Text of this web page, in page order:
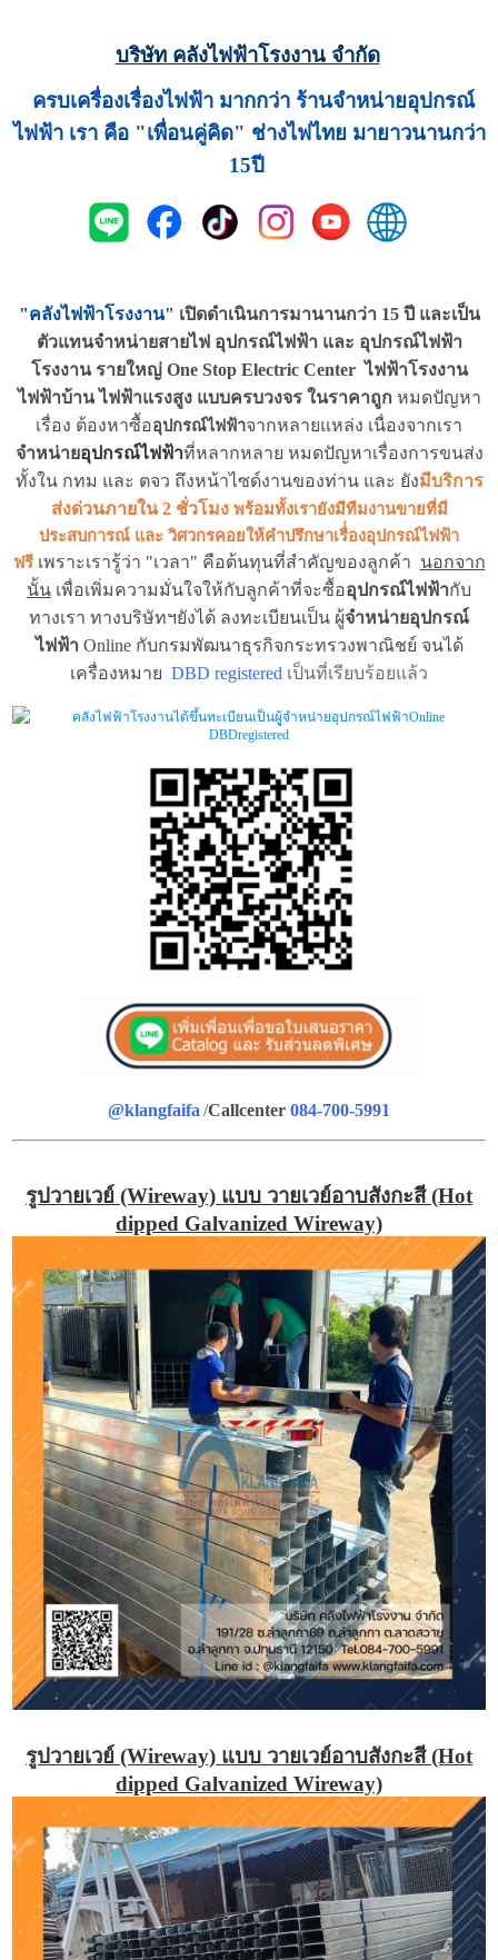
บริษัท คลังไฟฟ้าโรงงาน จำกัด
ครบเครื่องเรื่องไฟฟ้า มากกว่า ร้านจำหน่ายอุปกรณ์
ไฟฟ้า เรา คือ "เพื่อนคู่คิด" ช่างไฟไทย มายาวนานกว่า
15ปี
"คลังไฟฟ้าโรงงาน" เปิดดำเนินการมานานกว่า 15 ปี และเป็น
ตัวแทนจำหน่ายสายไฟ อุปกรณ์ไฟฟ้า และ อุปกรณ์ไฟฟ้า
โรงงาน รายใหญ่ One Stop Electric Center ไฟฟ้าโรงงาน
ไฟฟ้าบ้าน ไฟฟ้าแรงสูง แบบครบวงจร ในราคาถูก หมดปัญหา
เรื่อง ต้องหาซื้ออุปกรณ์ไฟฟ้าจากหลายแหล่ง เนื่องจากเรา
จำหน่ายอุปกรณ์ไฟฟ้าที่หลากหลาย หมดปัญหาเรื่องการขนส่ง
ทั้งใน กทม และ ตจว ถึงหน้าไซด์งานของท่าน และ ยังมีบริการ
ส่งด่วนภายใน 2 ชั่วโมง พร้อมทั้งเรายังมีทีมงานขายที่มี
ประสบการณ์ และ วิศวกรคอยให้คำปรึกษาเรื่่องอุปกรณ์ไฟฟ้า
ฟรี เพราะเรารู้ว่า "เวลา" คือต้นทุนที่สำคัญของลูกค้า นอกจาก
นั้น เพื่อเพิ่มความมั่นใจให้กับลูกค้าที่จะซื้ออุปกรณ์ไฟฟ้ากับ
ทางเรา ทางบริษัทฯยังได้ ลงทะเบียนเป็น ผู้จำหน่ายอุปกรณ์
ไฟฟ้า Online กับกรมพัฒนาธุรกิจกระทรวงพาณิชย์ จนได้
เครื่องหมาย DBD registered เป็นที่เรียบร้อยแล้ว
@klangfaifa /Callcenter 084-700-5991
รูปวายเวย์ (Wireway) แบบ วายเวย์อาบสังกะสี (Hot
dipped Galvanized Wireway)
รูปวายเวย์ (Wireway) แบบ วายเวย์อาบสังกะสี (Hot
dipped Galvanized Wireway)